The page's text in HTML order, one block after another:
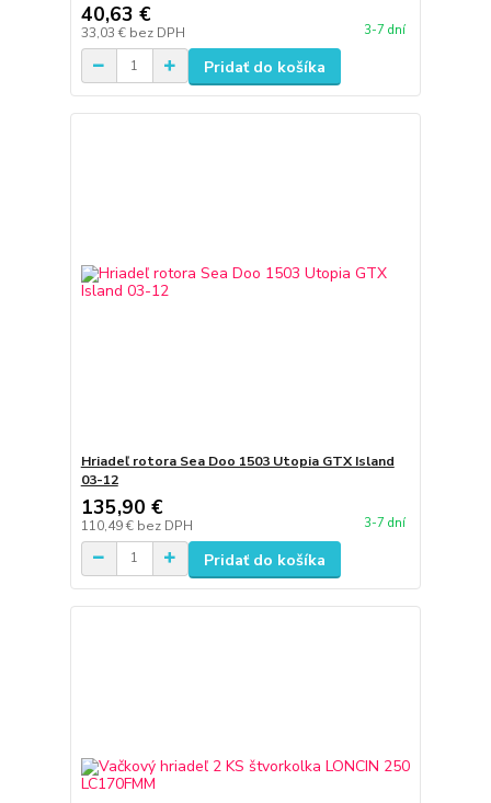
40,63 €
33,03 € bez DPH 3-7 dní
Pridať do košíka
Hriadeľ rotora Sea Doo 1503 Utopia GTX Island
03-12
135,90 €
110,49 € bez DPH 3-7 dní
Pridať do košíka